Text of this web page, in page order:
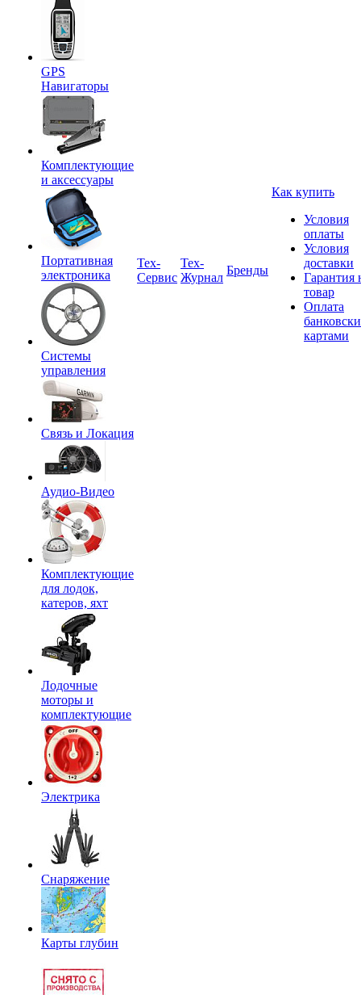
GPS
Навигаторы
Комплектующие
и аксессуары
Портативная
электроника
Системы
управления
Связь и Локация
Аудио-Видео
Комплектующие
для лодок,
катеров, яхт
Лодочные
моторы и
комплектующие
Электрика
Снаряжение
Карты глубин
Tex-
Сервис
Тех-
Журнал
Бренды
Как купить
Условия
оплаты
Условия
доставки
Гарантия
товар
Оплата
картами